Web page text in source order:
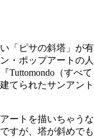
「ピサの斜塔」が有
・ポップアートの人
Tuttomondo（すべて
てられたサンアント
ートを描いちゃうな
すが、塔が斜めでも